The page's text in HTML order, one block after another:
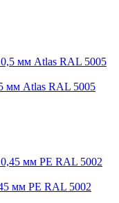
мм Atlas RAL 5005
мм PE RAL 5002